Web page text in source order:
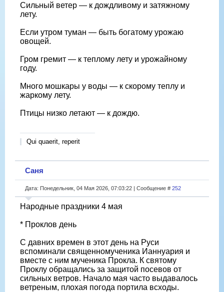
Сильный ветер — к дождливому и затяжному
лету.
Если утром туман — быть богатому урожаю
овощей.
Гром гремит — к теплому лету и урожайному
году.
Много мошкары у воды — к скорому теплу и
жаркому лету.
Птицы низко летают — к дождю.
Qui quaerit, reperit
Саня
Дата: Понедельник, 04 Мая 2026, 07:03:22 | Сообщение # 252
Народные праздники 4 мая
* Проклов день
С давних времен в этот день на Руси
вспоминали священномученика Ианнуария и
вместе с ним мученика Прокла. К святому
Проклу обращались за защитой посевов от
сильных ветров. Начало мая часто выдавалось
ветреным, плохая погода портила всходы.